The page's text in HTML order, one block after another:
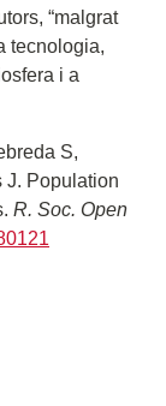
“malgrat
tecnologia,
i a
S,
J. Population
R. Soc. Open